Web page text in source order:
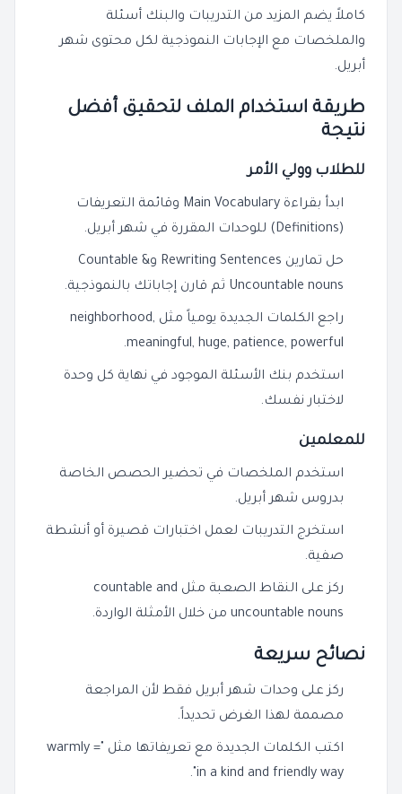
كاملاً يضم المزيد من التدريبات والبنك أسئلة
والملخصات مع الإجابات النموذجية لكل محتوى شهر
أبريل.
طريقة استخدام الملف لتحقيق أفضل
نتيجة
للطلاب وولي الأمر
ابدأ بقراءة Main Vocabulary وقائمة التعريفات
(Definitions) للوحدات المقررة في شهر أبريل.
حل تمارين Rewriting Sentences وCountable &
Uncountable nouns ثم قارن إجاباتك بالنموذجية.
راجع الكلمات الجديدة يومياً مثل neighborhood,
meaningful, huge, patience, powerful.
استخدم بنك الأسئلة الموجود في نهاية كل وحدة
لاختبار نفسك.
للمعلمين
استخدم الملخصات في تحضير الحصص الخاصة
بدروس شهر أبريل.
استخرج التدريبات لعمل اختبارات قصيرة أو أنشطة
صفية.
ركز على النقاط الصعبة مثل countable and
uncountable nouns من خلال الأمثلة الواردة.
نصائح سريعة
ركز على وحدات شهر أبريل فقط لأن المراجعة
مصممة لهذا الغرض تحديداً.
اكتب الكلمات الجديدة مع تعريفاتها مثل "warmly =
in a kind and friendly way".